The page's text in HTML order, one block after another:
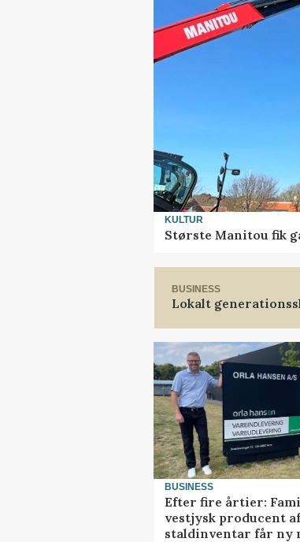
KULTUR
Største Manitou fik
BUSINESS
Lokalt
BUSINESS
Efter fire årtier:
vestjysk producent af
staldinventar får ny